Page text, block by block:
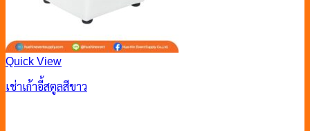
Quick View
เช่าเก้าอี้สตูลสีขาว